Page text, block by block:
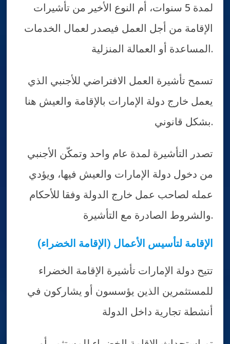
لمدة 5 سنوات، أم النوع الأخير من تأشيرات
الإقامة من أجل العمل فيصدر لعمال الخدمات
المساعدة أو العمالة المنزلية.
تسمح تأشيرة العمل الافتراضي للأجنبي الذي
يعمل خارج دولة الإمارات بالإقامة والعيش هنا
بشكل قانوني.
تصدر التأشيرة لمدة عام واحد وتمكّن الأجنبي
من دخول دولة الإمارات والعيش فيها، ويؤدي
عمله لصاحب عمل خارج الدولة وفقا للأحكام
والشروط الصادرة مع التأشيرة.
(الإقامة الخضراء) الإقامة لتأسيس الأعمال
تتيح دولة الإمارات تأشيرة الإقامة الخضراء
للمستثمرين الذين يؤسسون أو يشاركون في
أنشطة تجارية داخل الدولة